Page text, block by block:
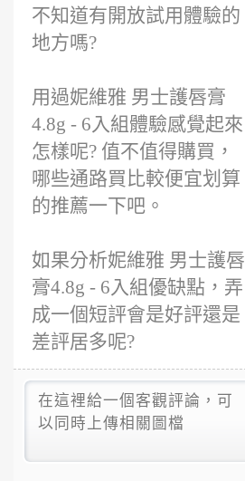
不知道有開放試用體驗的
地方嗎?
用過妮維雅 男士護唇膏
4.8g - 6入組體驗感覺起來
怎樣呢? 值不值得購買，
哪些通路買比較便宜划算
的推薦一下吧。
如果分析妮維雅 男士護唇
膏4.8g - 6入組優缺點，弄
成一個短評會是好評還是
差評居多呢?